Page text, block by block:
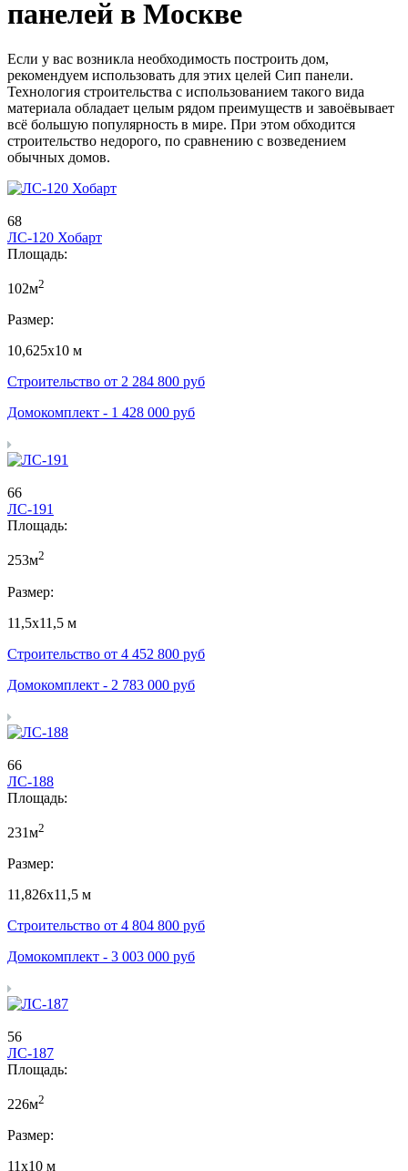
панелей в Москве
Если у вас возникла необходимость построить дом,
рекомендуем использовать для этих целей Сип панели.
Технология строительства с использованием такого вида
материала обладает целым рядом преимуществ и завоёвывает
всё большую популярность в мире. При этом обходится
строительство недорого, по сравнению с возведением
обычных домов.
68
ЛС-120 Хобарт
Площадь:
102м2
Размер:
10,625х10 м
Строительство от 2 284 800 руб
Домокомплект - 1 428 000 руб
66
ЛС-191
Площадь:
253м2
Размер:
11,5х11,5 м
Строительство от 4 452 800 руб
Домокомплект - 2 783 000 руб
66
ЛС-188
Площадь:
231м2
Размер:
11,826х11,5 м
Строительство от 4 804 800 руб
Домокомплект - 3 003 000 руб
56
ЛС-187
Площадь:
226м2
Размер:
11х10 м